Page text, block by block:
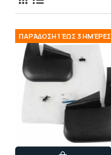
ΠΑΡΆΔΟΣΗ 1 ΈΩΣ 3 ΗΜΈΡΕΣ